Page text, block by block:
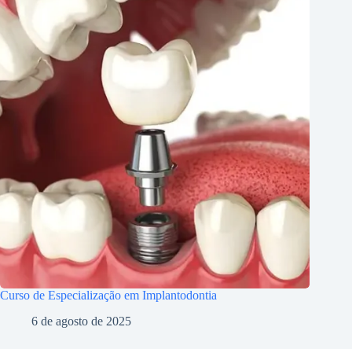
Curso de Especialização em Implantodontia
6 de agosto de 2025